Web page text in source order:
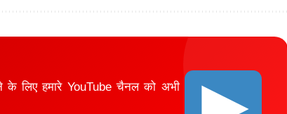
लिए हमारे YouTube चैनल को अभी